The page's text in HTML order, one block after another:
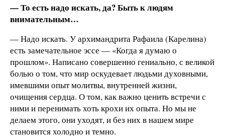
— То есть надо искать, да? Быть к людям
внимательным…
— Надо искать. У архимандрита Рафаила (Карелина)
есть замечательное эссе — «Когда я думаю о
прошлом». Написано совершенно гениально, с великой
болью о том, что мир оскудевает людьми духовными,
имевшими опыт молитвы, внутренней жизни,
очищения сердца. О том, как важно ценить встречи с
ними и перенимать хоть крохи их опыта. Но мы не
делаем этого, они уходят, и без них в нашем мире
становится холодно и темно.